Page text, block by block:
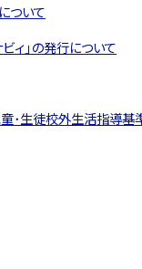
ついて
ィ」の発行について
･生徒校外生活指導基